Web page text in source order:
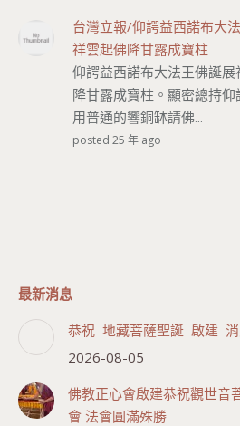
台灣立報/仰諤益西諾布大
祥雲起佛降甘露成寶柱
仰諤益西諾布大法王佛誕
降甘露成寶柱。顯密總持
用普通的響銅缽請佛...
posted 25 年 ago
最新消息
恭祝 地藏菩薩聖誕 啟建
2026-08-05
佛教正心會啟建恭祝觀世音
會 法會圓滿殊勝